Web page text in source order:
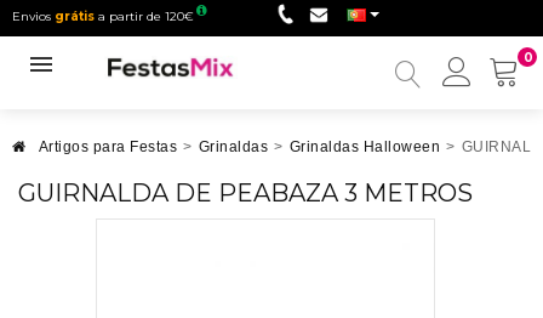
Envios grátis a partir de 120€
0
Minha
Artigos para Festas > Grinaldas > Grinaldas Halloween >
GUIRNALDA DE PEABAZA 3 METROS